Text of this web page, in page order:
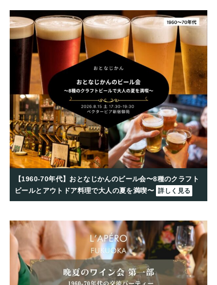
【1960-70年代】おとなじかんのビール会〜8種のクラフト
ビールとアウトドア料理で大人の夏を満喫〜 詳しく見る